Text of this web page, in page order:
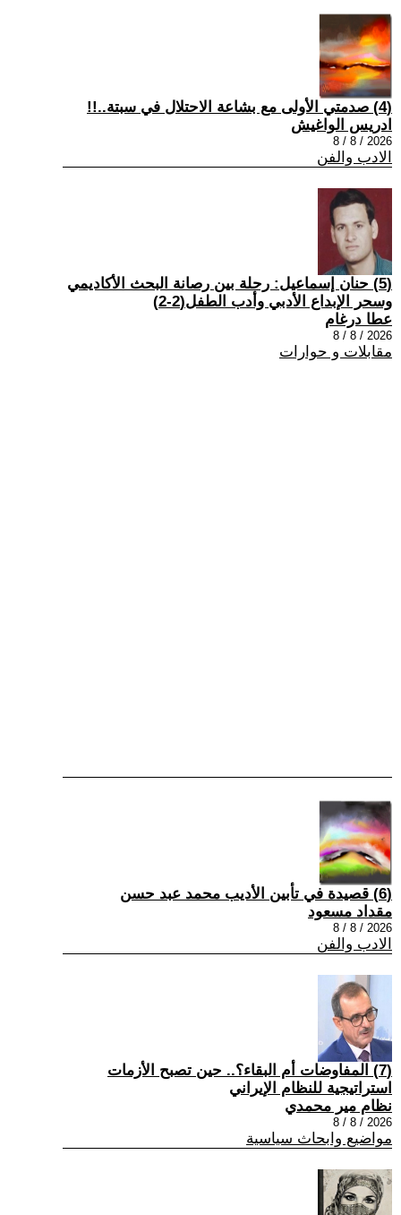
(4) صدمتي الأولى مع بشاعة الاحتلال في سبتة..!!
ادريس الواغيش
2026 / 8 / 8
الادب والفن
(5) حنان إسماعيل: رحلة بين رصانة البحث الأكاديمي
وسحر الإبداع الأدبي وأدب الطفل(2-2)
عطا درغام
2026 / 8 / 8
مقابلات و حوارات
(6) قصيدة في تأبين الأديب محمد عبد حسن
مقداد مسعود
2026 / 8 / 8
الادب والفن
(7) المفاوضات أم البقاء؟.. حين تصبح الأزمات
استراتيجية للنظام الإيراني
نظام مير محمدي
2026 / 8 / 8
مواضيع وابحاث سياسية